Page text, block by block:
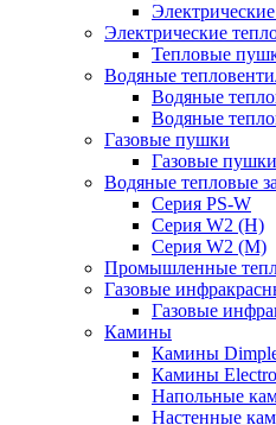
Электрические
Тепловые
Водяные
Водяные
Водяные
Газовые пушки
Газовые
Водяные тепловые
Серия PS-W
Серия W2 (H)
Серия W2 (M)
Промышленные
Газовые
Газовые
Камины
Камины
Камины
Напольные
Настенные